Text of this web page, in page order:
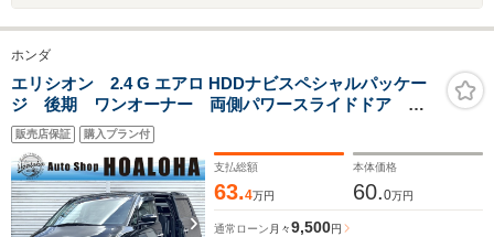
ホンダ
エリシオン 2.4 G エアロ HDDナビスペシャルパッケー
ジ 後期 ワンオーナー 両側パワースライドドア フ
リップダウンモニター スマートキー ハーフレザーシ
ート HDDナビ 地デジ(フルセグ) DVD再生 ミュー
ジックサーバー バックカメラ ETC タイミングチェ
ーン式
販売店保証 購入プラン付
支払総額
63.4万円
本体価格
60.0万円
通常ローン 月々9,500円